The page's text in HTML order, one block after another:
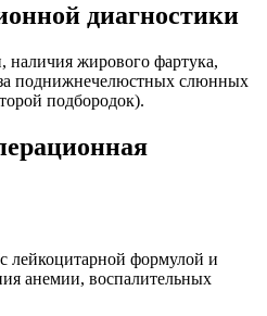
диагностики
жирового фартука,
поднижнечелюстных слюнных
подбородок).
лейкоцитарной формулой и
анемии, воспалительных